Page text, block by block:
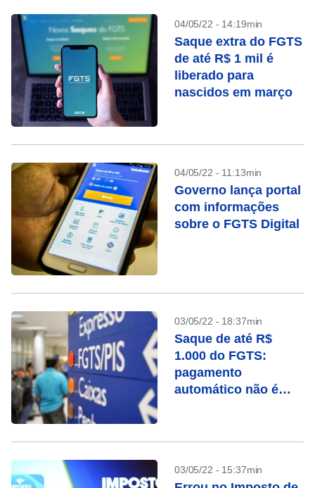
04/05/22 - 14:19min
Saque extra do FGTS
de até R$ 1 mil é
liberado para
nascidos em março
04/05/22 - 11:13min
Governo lança portal
com informações
sobre o FGTS Digital
03/05/22 - 18:37min
Saque de até R$
1.000 do FGTS:
pagamento
automático não é
03/05/22 - 15:37min